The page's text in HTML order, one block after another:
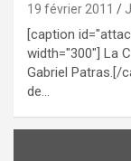
19 février 2011
[caption
width="300"] La
Gabriel Patras.[/
de…